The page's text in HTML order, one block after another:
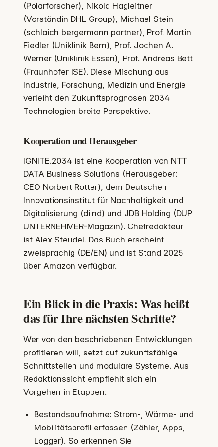
(Polarforscher), Nikola Hagleitner
(Vorständin DHL Group), Michael Stein
(schlaich bergermann partner), Prof. Martin
Fiedler (Uniklinik Bern), Prof. Jochen A.
Werner (Uniklinik Essen), Prof. Andreas Bett
(Fraunhofer ISE). Diese Mischung aus
Industrie, Forschung, Medizin und Energie
verleiht den Zukunftsprognosen 2034
Technologien breite Perspektive.
Kooperation und Herausgeber
IGNITE.2034 ist eine Kooperation von NTT
DATA Business Solutions (Herausgeber:
CEO Norbert Rotter), dem Deutschen
Innovationsinstitut für Nachhaltigkeit und
Digitalisierung (diind) und JDB Holding (DUP
UNTERNEHMER-Magazin). Chefredakteur
ist Alex Steudel. Das Buch erscheint
zweisprachig (DE/EN) und ist Stand 2025
über Amazon verfügbar.
Ein Blick in die Praxis: Was heißt
das für Ihre nächsten Schritte?
Wer von den beschriebenen Entwicklungen
profitieren will, setzt auf zukunftsfähige
Schnittstellen und modulare Systeme. Aus
Redaktionssicht empfiehlt sich ein
Vorgehen in Etappen:
Bestandsaufnahme: Strom-, Wärme- und
Mobilitätsprofil erfassen (Zähler, Apps,
Logger). So erkennen Sie